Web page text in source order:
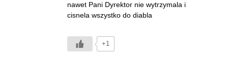
nawet Pani Dyrektor nie wytrzymala i
cisnela wszystko do diabla
+1